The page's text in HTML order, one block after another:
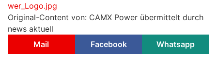
wer_Logo.jpg
Original-Content von: CAMX Power übermittelt durch
news aktuell
Mail
Facebook Whatsapp